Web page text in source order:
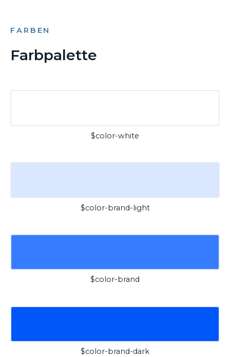
FARBEN
Farbpalette
$color-white
$color-brand-light
$color-brand
$color-brand-dark